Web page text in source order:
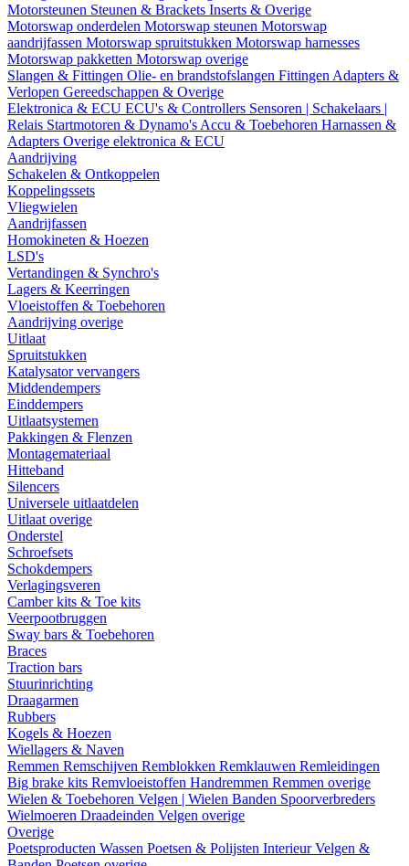
Motorsteunen Steunen & Brackets Inserts & Overige
Motorswap onderdelen Motorswap steunen Motorswap
aandrijfassen Motorswap spruitstukken Motorswap harnesses
Motorswap pakketten Motorswap overige
Slangen & Fittingen Olie- en brandstofslangen Fittingen Adapters &
Verlopen Gereedschappen & Overige
Elektronica & ECU ECU's & Controllers Sensoren | Schakelaars |
Relais Startmotoren & Dynamo's Accu & Toebehoren Harnassen &
Adapters Overige elektronica & ECU
Aandrijving
Schakelen & Ontkoppelen
Koppelingssets
Vliegwielen
Aandrijfassen
Homokineten & Hoezen
LSD's
Vertandingen & Synchro's
Lagers & Keerringen
Vloeistoffen & Toebehoren
Aandrijving overige
Uitlaat
Spruitstukken
Katalysator vervangers
Middendempers
Einddempers
Uitlaatsystemen
Pakkingen & Flenzen
Montagemateriaal
Hitteband
Silencers
Universele uitlaatdelen
Uitlaat overige
Onderstel
Schroefsets
Schokdempers
Verlagingsveren
Camber kits & Toe kits
Veerpootbruggen
Sway bars & Toebehoren
Braces
Traction bars
Stuurinrichting
Draagarmen
Rubbers
Kogels & Hoezen
Wiellagers & Naven
Remmen Remschijven Remblokken Remklauwen Remleidingen
Big brake kits Remvloeistoffen Handremmen Remmen overige
Wielen & Toebehoren Velgen | Wielen Banden Spoorverbreders
Wielmoeren Draadeinden Velgen overige
Overige
Poetsproducten Wassen Poetsen & Polijsten InterieurVelgen &